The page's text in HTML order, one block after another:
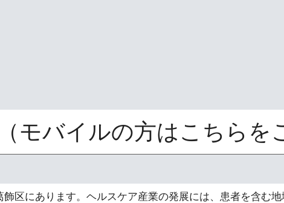
モバイルの方はこちらを
区にあります。ヘルスケア産業の発展には、患者を含む